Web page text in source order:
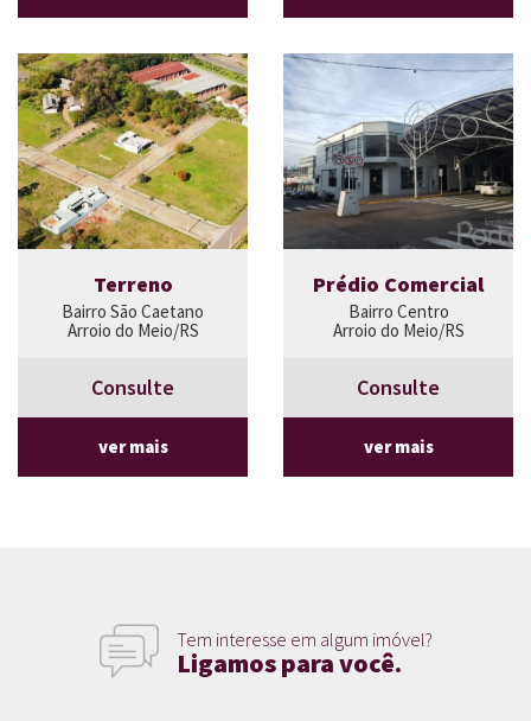
Terreno
Bairro São Caetano
Arroio do Meio/RS
Consulte
ver mais
Prédio Comercial
Bairro Centro
Arroio do Meio/RS
Consulte
ver mais
Tem interesse em algum imóvel?
Ligamos para você.